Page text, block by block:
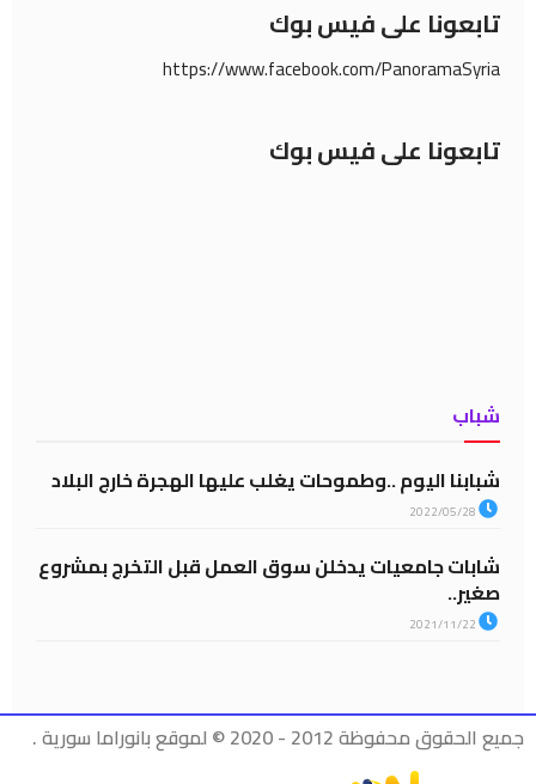
تابعونا على فيس بوك
https://www.facebook.com/PanoramaSyria
تابعونا على فيس بوك
شباب
شبابنا اليوم ..وطموحات يغلب عليها الهجرة خارج البلاد
شابات جامعيات يدخلن سوق العمل قبل التخرج بمشروع
صغير..
جميع الحقوق محفوظة 2012 - 2020 © لموقع بانوراما سورية .